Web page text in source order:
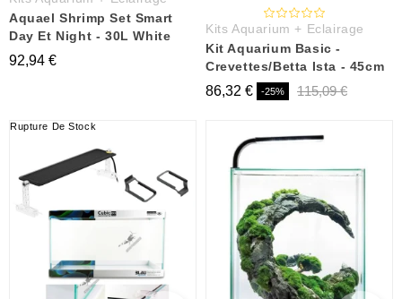
Aquael Shrimp Set Smart
Day Et Night - 30L White
92,94 €
Kits Aquarium + Eclairage
Kit Aquarium Basic -
Crevettes/Betta Ista - 45cm
86,32 € -25% 115,09 €
Rupture De Stock